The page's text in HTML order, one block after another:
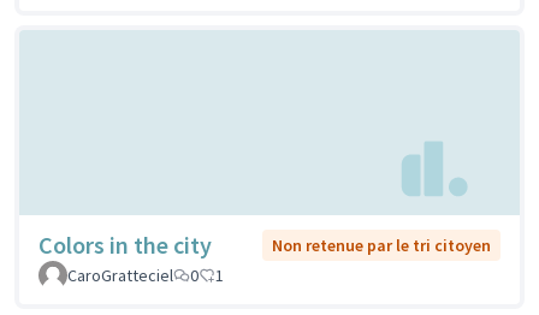
Colors in the city
Non retenue par le tri citoyen
CaroGratteciel
0 1